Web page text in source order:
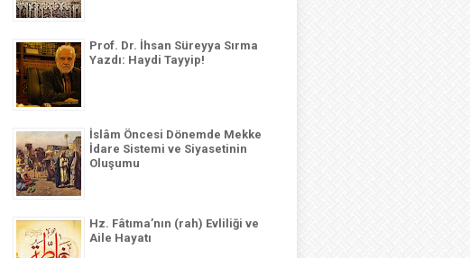
Prof. Dr. İhsan Süreyya Sırma
Yazdı: Haydi Tayyip!
İslâm Öncesi Dönemde Mekke
İdare Sistemi ve Siyasetinin
Oluşumu
Hz. Fâtıma’nın (rah) Evliliği ve
Aile Hayatı